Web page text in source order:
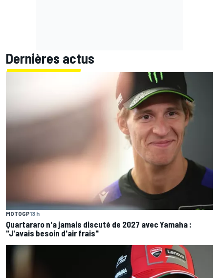
Dernières actus
MOTOGP13 h
Quartararo n'a jamais discuté de 2027 avec Yamaha :
"J'avais besoin d'air frais"